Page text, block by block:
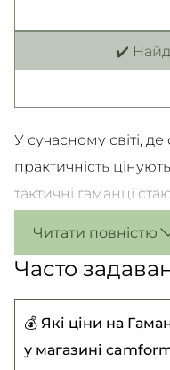
✔️
У сучасному світі,
практичність
тактичні гаманці
співробітників
зручність та
Тактичний
зберігання грошей і
Читати повністю
Часто
💰 Які ціни на
у магазині